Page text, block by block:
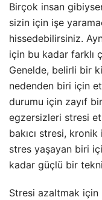
Birçok insan
sizin için işe
hissedebilirsiniz.
için bu kadar farklı
Genelde, belirli bir
nedenden biri için
durumu için zayıf
egzersizleri stresi
bakıcı stresi,
stres yaşayan biri
kadar güçlü bir
Stresi azaltmak